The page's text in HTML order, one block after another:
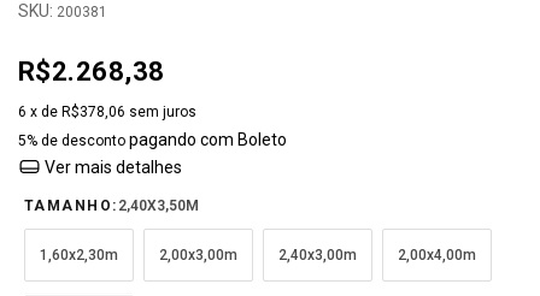
SKU: 200381
R$2.268,38
6 x de R$378,06 sem juros
5% de desconto pagando com Boleto
Ver mais detalhes
TAMANHO: 2,40X3,50M
1,60x2,30m 2,00x3,00m 2,40x3,00m 2,00x4,00m